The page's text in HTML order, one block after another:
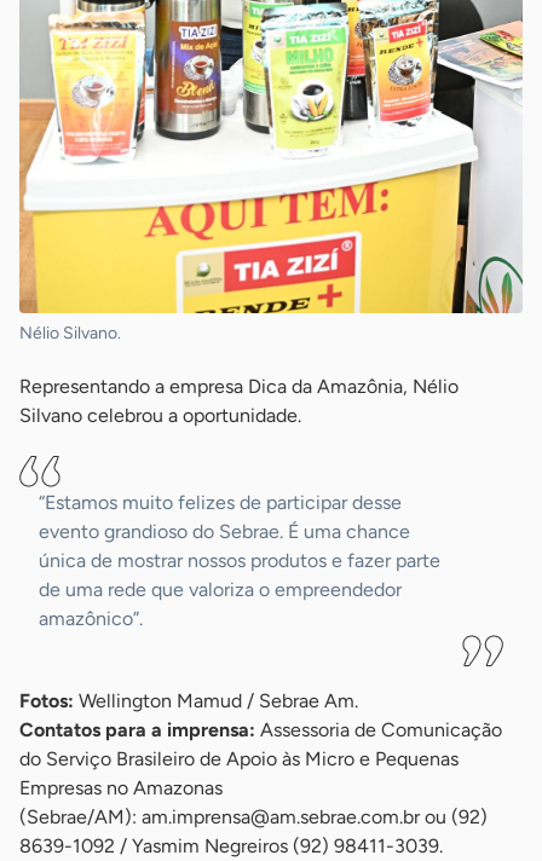
Nélio Silvano.
Representando a empresa Dica da Amazônia, Nélio
Silvano celebrou a oportunidade.
“Estamos muito felizes de participar desse
evento grandioso do Sebrae. É uma chance
única de mostrar nossos produtos e fazer parte
de uma rede que valoriza o empreendedor
amazônico”.
Fotos: Wellington Mamud / Sebrae Am.
Contatos para a imprensa: Assessoria de Comunicação
do Serviço Brasileiro de Apoio às Micro e Pequenas
Empresas no Amazonas
(Sebrae/AM): am.imprensa@am.sebrae.com.brou (92)
8639-1092 / Yasmim Negreiros (92) 98411-3039.